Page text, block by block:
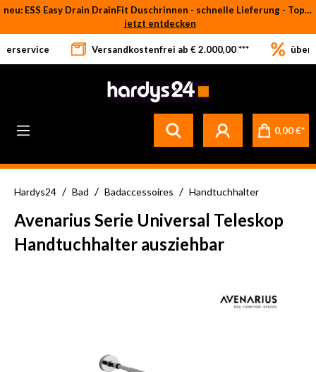
Zum Hauptinhalt springen
neu: ESS Easy Drain DrainFit Duschrinnen - schnelle Lieferung - Top-Preise
jetzt entdecken
Versandkostenfrei ab € 2.000,00 *** über
0,00 €*
Hardys24 / Bad / Badaccessoires / Handtuchhalter
Avenarius Serie Universal Teleskop
Handtuchhalter ausziehbar